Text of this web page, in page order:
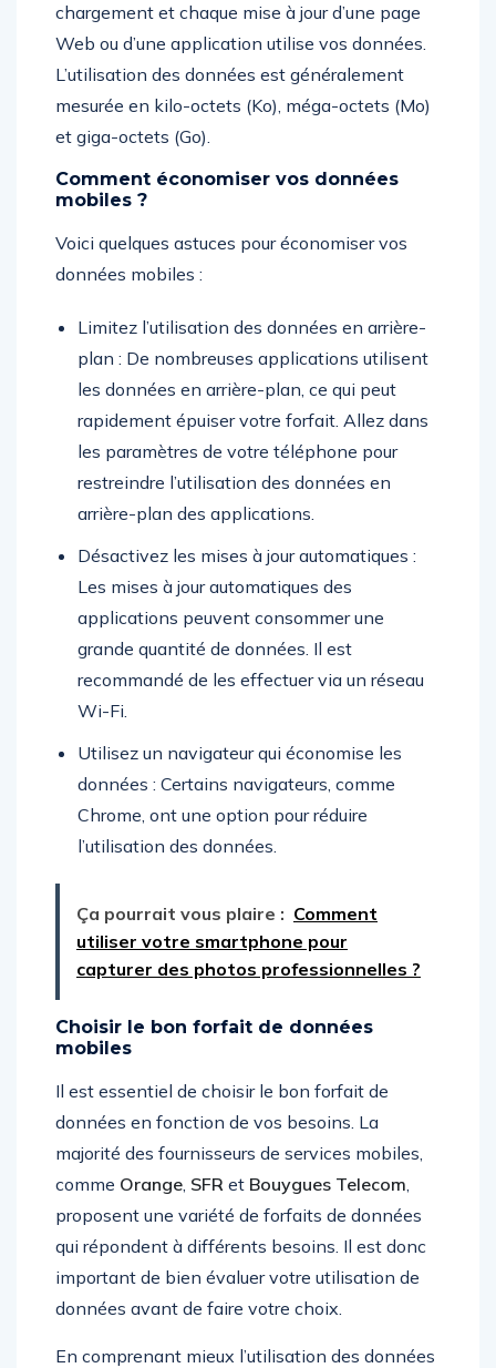
chargement et chaque mise à jour d’une page
Web ou d’une application utilise vos données.
L’utilisation des données est généralement
mesurée en kilo-octets (Ko), méga-octets (Mo)
et giga-octets (Go).
Comment économiser vos données
mobiles ?
Voici quelques astuces pour économiser vos
données mobiles :
Limitez l’utilisation des données en arrière-
plan : De nombreuses applications utilisent
les données en arrière-plan, ce qui peut
rapidement épuiser votre forfait. Allez dans
les paramètres de votre téléphone pour
restreindre l’utilisation des données en
arrière-plan des applications.
Désactivez les mises à jour automatiques :
Les mises à jour automatiques des
applications peuvent consommer une
grande quantité de données. Il est
recommandé de les effectuer via un réseau
Wi-Fi.
Utilisez un navigateur qui économise les
données : Certains navigateurs, comme
Chrome, ont une option pour réduire
l’utilisation des données.
Ça pourrait vous plaire : Comment
utiliser votre smartphone pour
capturer des photos professionnelles ?
Choisir le bon forfait de données
mobiles
Il est essentiel de choisir le bon forfait de
données en fonction de vos besoins. La
majorité des fournisseurs de services mobiles,
comme Orange, SFR et Bouygues Telecom,
proposent une variété de forfaits de données
qui répondent à différents besoins. Il est donc
important de bien évaluer votre utilisation de
données avant de faire votre choix.
En comprenant mieux l’utilisation des données